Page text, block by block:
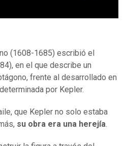
(1608-1685) escribió el
en el que describe un
frente al desarrollado en
por Kepler.
que Kepler no solo estaba
su obra era una herejía.